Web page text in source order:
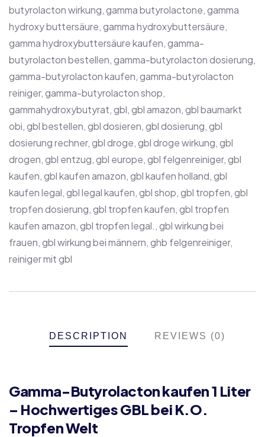
butyrolacton wirkung,gamma butyrolactone,gamma
hydroxy buttersäure,gamma hydroxybuttersäure,
gamma hydroxybuttersäure kaufen,gamma-
butyrolacton bestellen,gamma-butyrolacton dosierung,
gamma-butyrolacton kaufen,gamma-butyrolacton
reiniger,gamma-butyrolacton shop,
gammahydroxybutyrat,gbl,gbl amazon,gbl baumarkt
obi,gbl bestellen,gbl dosieren,gbl dosierung,gbl
dosierung rechner,gbl droge,gbl droge wirkung,gbl
drogen,gbl entzug,gbl europe,gbl felgenreiniger,gbl
kaufen,gbl kaufen amazon,gbl kaufen holland,gbl
kaufen legal,gbl legal kaufen,gbl shop,gbl tropfen,gbl
tropfen dosierung,gbl tropfen kaufen,gbl tropfen
kaufen amazon,gbl tropfen legal.,gbl wirkung bei
frauen,gbl wirkung bei männern,ghb felgenreiniger,
reiniger mit gbl
DESCRIPTION REVIEWS (0)
Gamma-Butyrolacton kaufen 1 Liter
– Hochwertiges GBL bei K.O.
Tropfen Welt